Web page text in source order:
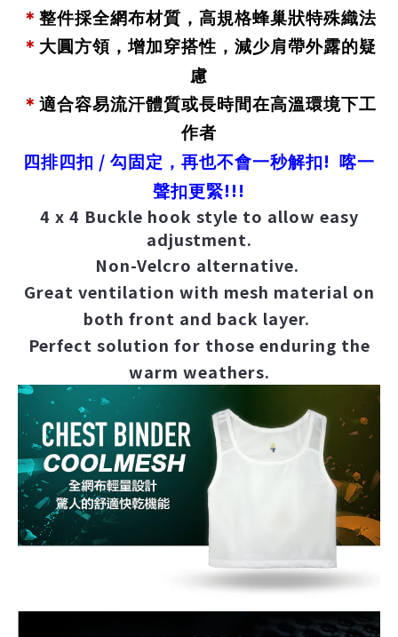
＊ 整件採全網布材質，高規格蜂巢狀特殊織法
＊ 大圓方領，增加穿搭性，減少肩帶外露的疑
慮
＊ 適合容易流汗體質或長時間在高溫環境下工
作者
四排四扣 / 勾固定，再也不會一秒解扣!
喀一
聲扣更緊!!!
4 x 4 Buckle hook style to allow easy
adjustment.
Non-Velcro alternative.
Great ventilation with mesh material on
both front and back layer.
Perfect solution for those enduring the
warm weathers.